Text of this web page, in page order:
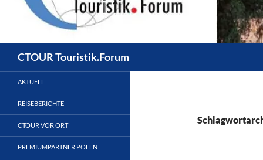
CTOUR Touristik.Forum
AKTUELL
REISEBERICHTE
CTOUR VOR ORT
PREMIUMPARTNER POLEN